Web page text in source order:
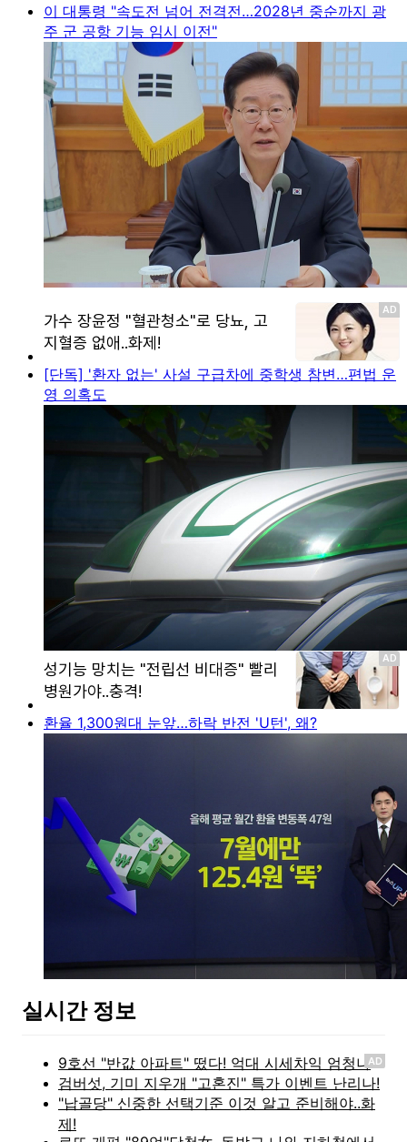
이 대통령 "속도전 넘어 전격전…2028년 중순까지 광
주 군 공항 기능 임시 이전"
[단독] '환자 없는' 사설 구급차에 중학생 참변…편법 운
영 의혹도
환율 1,300원대 눈앞…하락 반전 'U턴', 왜?
실시간 정보
AD